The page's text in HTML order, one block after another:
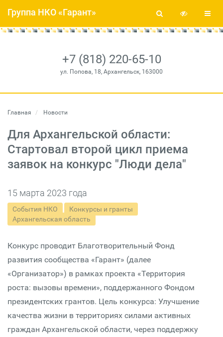
+7 (818) 220-65-10
ул. Попова, 18, Архангельск, 163000
Группа НКО «Гарант»
Главная Новости
Для Архангельской области:
Стартовал второй цикл приема
заявок на конкурс "Люди дела"
15 марта 2023 года
События НКО
Конкурсы и гранты
Архангельская область
Конкурс проводит Благотворительный Фонд
развития сообщества «Гарант» (далее
«Организатор») в рамках проекта «Территория
роста: вызовы времени», поддержанного Фондом
президентских грантов. Цель конкурса: Улучшение
качества жизни в территориях силами активных
граждан Архангельской области, через поддержку